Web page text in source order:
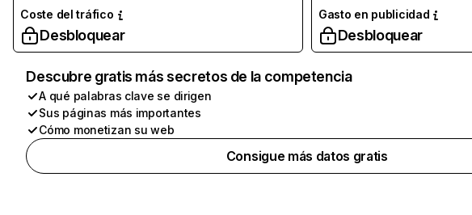
Coste del tráfico
Desbloquear
Gasto en publicidad
Desbloquear
Descubre gratis más secretos de la competencia
A qué palabras clave se dirigen
Sus páginas más importantes
Cómo monetizan su web
Consigue más datos gratis